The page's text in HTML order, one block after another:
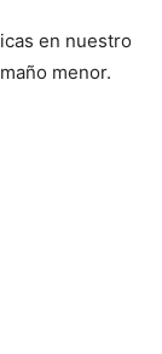
en nuestro
menor.